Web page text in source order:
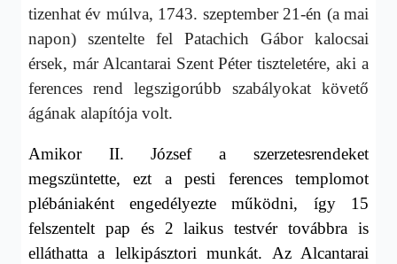
tizenhat év múlva, 1743. szeptember 21-én (a mai
napon) szentelte fel Patachich Gábor kalocsai
érsek, már Alcantarai Szent Péter tiszteletére, aki a
ferences rend legszigorúbb szabályokat követő
ágának alapítója volt.
Amikor II. József a szerzetesrendeket
megszüntette, ezt a pesti ferences templomot
plébániaként engedélyezte működni, így 15
felszentelt pap és 2 laikus testvér továbbra is
elláthatta a lelkipásztori munkát. Az Alcantarai